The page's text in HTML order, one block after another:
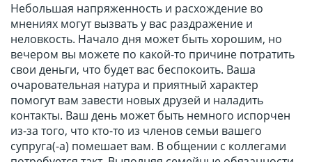
Небольшая напряженность и расхождение во
мнениях могут вызвать у вас раздражение и
неловкость. Начало дня может быть хорошим, но
вечером вы можете по какой-то причине потратить
свои деньги, что будет вас беспокоить. Ваша
очаровательная натура и приятный характер
помогут вам завести новых друзей и наладить
контакты. Ваш день может быть немного испорчен
из-за того, что кто-то из членов семьи вашего
супруга(-а) помешает вам. В общении с коллегами